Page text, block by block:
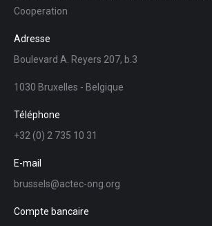
Cooperation
Adresse
Boulevard A. Reyers 207, b.3
1030 Bruxelles - Belgique
Téléphone
+32 (0) 2 735 10 31
E-mail
brussels@actec-ong.org
Compte bancaire